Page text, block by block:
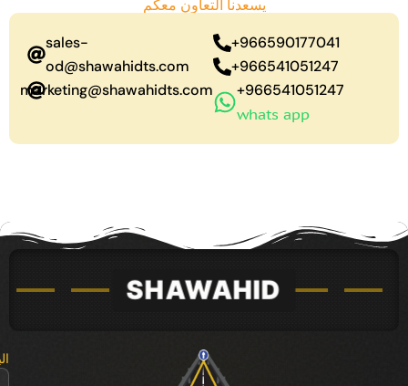
يسعدنا التعاون معكم
sales-
od@shawahidts.com
marketing@shawahidts.com
966590177041+
966541051247+
966541051247+
whats app